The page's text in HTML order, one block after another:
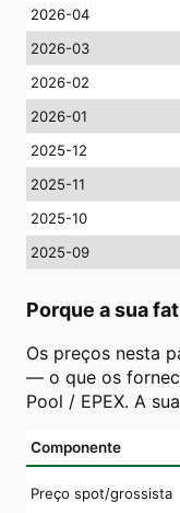
2026-04
2026-03
2026-02
2026-01
2025-12
2025-11
2025-10
2025-09
Porque a sua
Os preços nesta
— o que os
Pool / EPEX. A
Componente
Preço spot/grossista